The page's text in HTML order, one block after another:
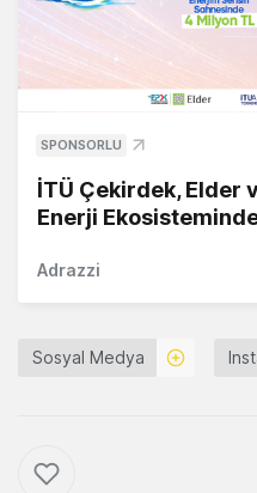
SPONSORLU
İTÜ Çekirdek, Elder
Enerji
Adrazzi
Sosyal Medya